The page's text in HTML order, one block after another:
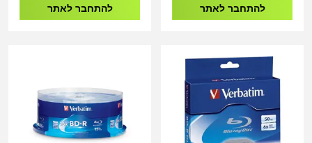
להתחבר לאתר
להתחבר לאתר